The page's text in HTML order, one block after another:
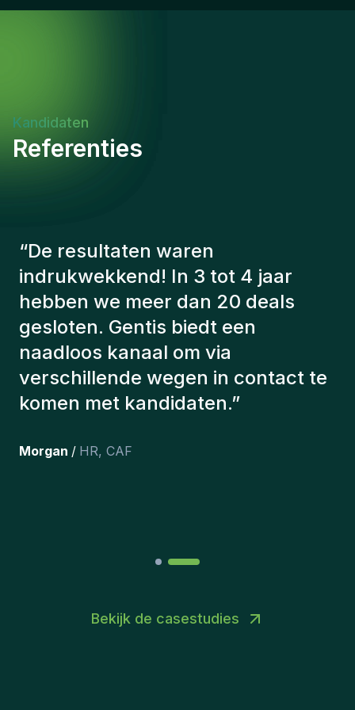
Kandidaten
Referenties
“De consultants van Gentis
hebben altijd rekening gehouden
met een aantal factoren om ons de
juiste kandidaten voor te stellen.
De kandidaten die we hebben
aangeworven, werken nog steeds
bij ons en persoonlijk ben ik erg
team hebben opgenomen.
Bekijk de casestudies